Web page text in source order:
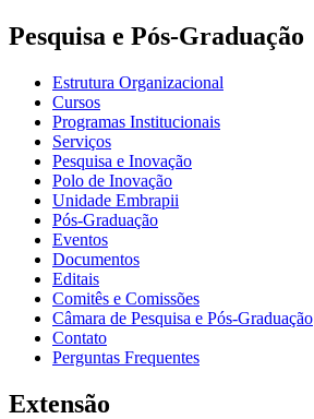
Pesquisa e Pós-Graduação
Estrutura Organizacional
Cursos
Programas Institucionais
Serviços
Pesquisa e Inovação
Polo de Inovação
Unidade Embrapii
Pós-Graduação
Eventos
Documentos
Editais
Comitês e Comissões
Câmara de Pesquisa e Pós-Graduação
Contato
Perguntas Frequentes
Extensão